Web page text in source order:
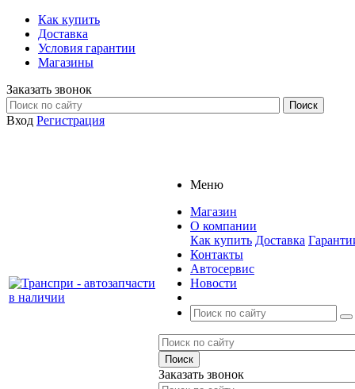
Как купить
Доставка
Условия гарантии
Магазины
Заказать звонок
Вход Регистрация
Меню
Магазин
О компании
Как купить Доставка
Контакты
Автосервис
Новости
Заказать звонок